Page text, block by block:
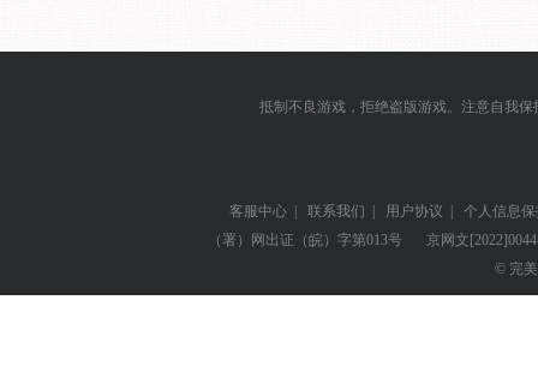
抵制不良游戏，拒绝盗版游戏。注意自我
客服中心 | 联系我们 | 用户协议 |
个人信息
（署）网出证（皖）字第013号
京网文
© 完美